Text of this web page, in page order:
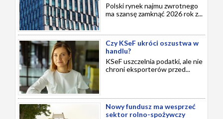
Polski rynek najmu zwrotnego
ma szansę zamknąć 2026 rok z...
Czy KSeF ukróci oszustwa w
handlu?
KSeF uszczelnia podatki, ale nie
chroni eksporterów przed...
Nowy fundusz ma wesprzeć
sektor rolno-spożywczy